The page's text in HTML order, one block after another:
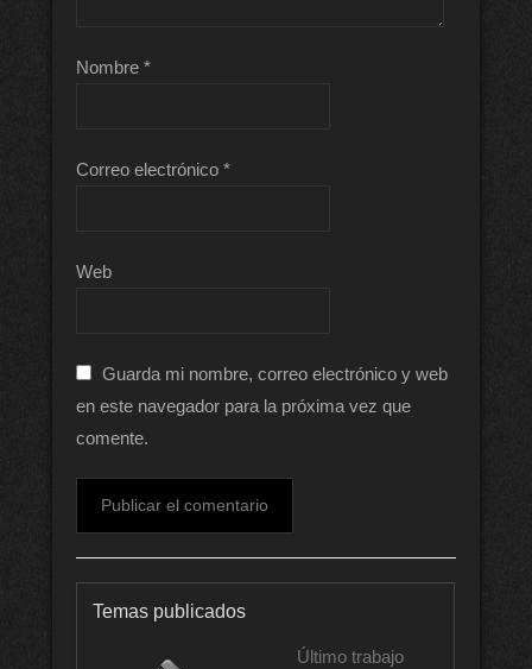
Nombre *
Correo electrónico *
Web
Guarda mi nombre, correo electrónico y web
en este navegador para la próxima vez que
comente.
Temas publicados
Último trabajo